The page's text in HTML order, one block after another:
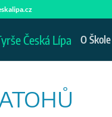
O Škole